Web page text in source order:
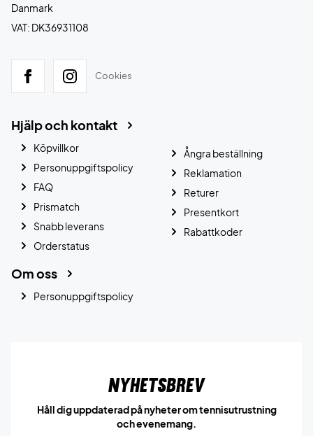
Danmark
VAT: DK36931108
Cookies
Hjälp och kontakt
Köpvillkor
Personuppgiftspolicy
FAQ
Prismatch
Snabb leverans
Orderstatus
Ångra beställning
Reklamation
Returer
Presentkort
Rabattkoder
Om oss
Personuppgiftspolicy
Nyhetsbrev
Håll dig uppdaterad på nyheter om tennisutrustning
och evenemang.